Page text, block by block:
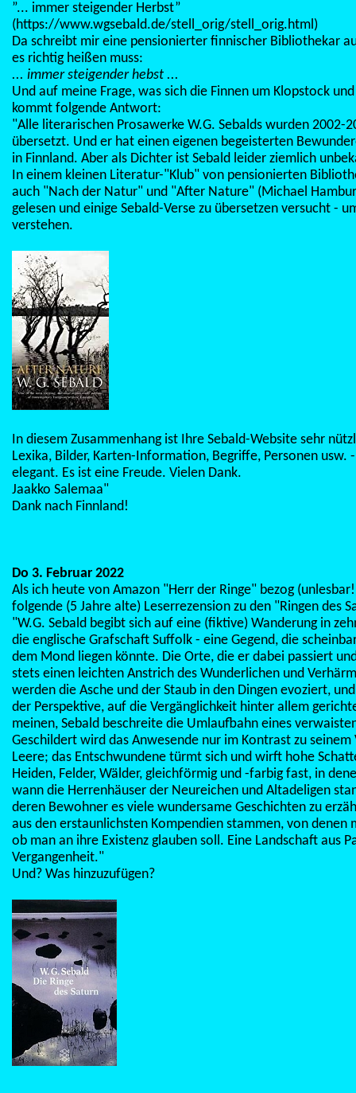
”... immer steigender Herbst”
(https://www.wgsebald.de/stell_orig/stell_orig.html)
Da schreibt mir eine pensionierter finnischer Bibliothekar
es richtig heißen muss:
... immer steigender hebst ...
Und auf meine Frage, was sich die Finnen um Klopstock
kommt folgende Antwort:
"Alle literarischen Prosawerke W.G. Sebalds wurden 2002-
übersetzt. Und er hat einen eigenen begeisterten
in Finnland. Aber als Dichter ist Sebald leider ziemlich
In einem kleinen Literatur-"Klub" von pensionierten
auch "Nach der Natur" und "After Nature" (Michael
gelesen und einige Sebald-Verse zu übersetzen versucht -
verstehen.
In diesem Zusammenhang ist Ihre Sebald-Website sehr
Lexika, Bilder, Karten-Information, Begriffe, Personen usw.
elegant. Es ist eine Freude. Vielen Dank.
Jaakko Salemaa"
Dank nach Finnland!
Do 3. Februar 2022
Als ich heute von Amazon "Herr der Ringe" bezog
folgende (5 Jahre alte) Leserrezension zu den "Ringen des
"W.G. Sebald begibt sich auf eine (ﬁktive) Wanderung in
die englische Grafschaft Suffolk - eine Gegend, die
dem Mond liegen könnte. Die Orte, die er dabei passiert
stets einen leichten Anstrich des Wunderlichen und
werden die Asche und der Staub in den Dingen evoziert,
der Perspektive, auf die Vergänglichkeit hinter allem
meinen, Sebald beschreite die Umlaufbahn eines
Geschildert wird das Anwesende nur im Kontrast zu seinem
Leere; das Entschwundene türmt sich und wirft hohe
Heiden, Felder, Wälder, gleichförmig und -farbig fast, in
wann die Herrenhäuser der Neureichen und Altadeligen
deren Bewohner es viele wundersame Geschichten zu
aus den erstaunlichsten Kompendien stammen, von denen
ob man an ihre Existenz glauben soll. Eine Landschaft aus
Vergangenheit."
Und? Was hinzuzufügen?